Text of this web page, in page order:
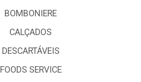
BOMBONIERE
CALÇADOS
DESCARTÁVEIS
FOODS SERVICE